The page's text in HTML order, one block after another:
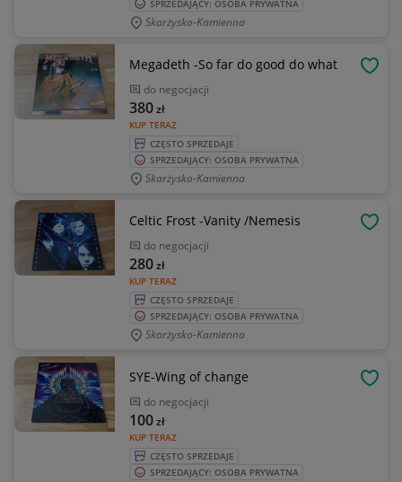
SPRZEDAJĄCY: OSOBA PRYWATNA
Skarżysko-Kamienna
Megadeth -So far do good do what
do negocjacji
KUP TERAZ
380zł
CZĘSTO SPRZEDAJE
SPRZEDAJĄCY: OSOBA PRYWATNA
Skarżysko-Kamienna
Celtic Frost -Vanity /Nemesis
do negocjacji
KUP TERAZ
280zł
CZĘSTO SPRZEDAJE
SPRZEDAJĄCY: OSOBA PRYWATNA
Skarżysko-Kamienna
SYE-Wing of change
do negocjacji
KUP TERAZ
100zł
CZĘSTO SPRZEDAJE
SPRZEDAJĄCY: OSOBA PRYWATNA